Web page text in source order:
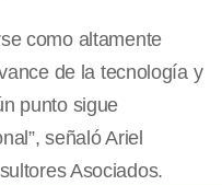
como altamente
de la tecnología y
punto sigue
señaló Ariel
Asociados.